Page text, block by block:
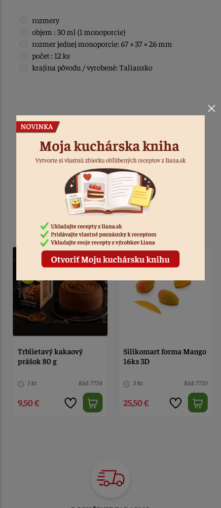
rozmery
objem : 30 ml (1 monoporcie)
rozmer jednej monoporcie: 67 × 37 × 26 mm
počet : 12 ks
krajina pôvodu / vyrobené: Taliansko
Podobné produkty
Silikomart forma Mango
16ks 3D
3 ks Kód: 7710
25,50 €
Trblietavý kakaový
prášok 80 g
1 ks Kód: 7754
9,50 €